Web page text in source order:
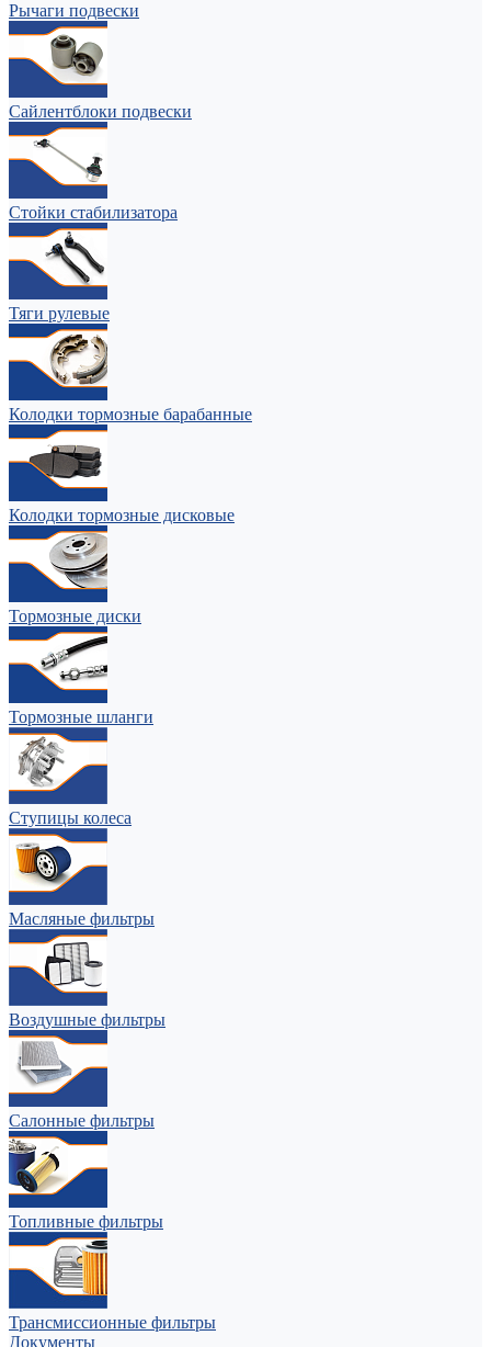
Рычаги подвески
Сайлентблоки подвески
Стойки стабилизатора
Тяги рулевые
Колодки тормозные барабанные
Колодки тормозные дисковые
Тормозные диски
Тормозные шланги
Ступицы колеса
Масляные фильтры
Воздушные фильтры
Салонные фильтры
Топливные фильтры
Трансмиссионные фильтры
Документы